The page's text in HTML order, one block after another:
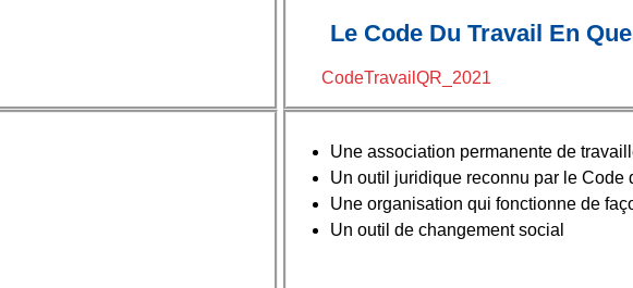
Le Code Du Travail En
CodeTravailQR_2021
Une association permanente de
Un outil juridique reconnu par le Code
Une organisation qui fonctionne de
Un outil de changement social